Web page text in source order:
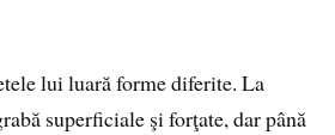
lui luară forme diferite. La
superficiale şi forţate, dar până